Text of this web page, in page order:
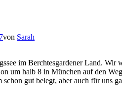
von Sarah
im Berchtesgardener Land.
um halb 8 in München auf den
gut belegt, aber auch für uns